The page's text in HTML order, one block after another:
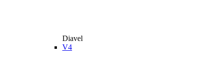
Diavel
V4